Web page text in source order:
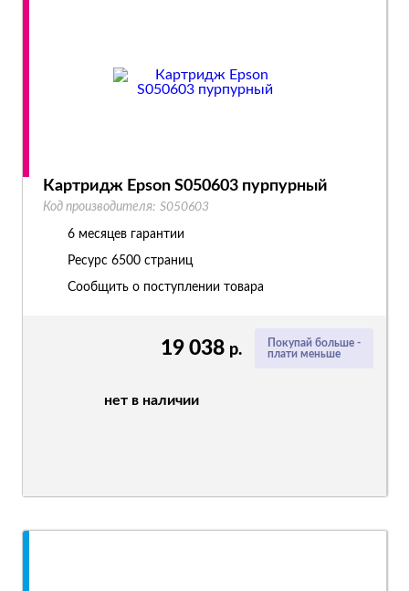
Покупай больше -
плати меньше
19 038 р.
нет в наличии
Картридж Epson S050603 пурпурный
Код производителя: S050603
6 месяцев гарантии
Ресурс 6500 страниц
Сообщить о поступлении товара